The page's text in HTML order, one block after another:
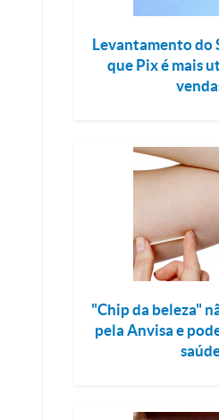
Levantamento do
que Pix é mais
"Chip da beleza"
pela Anvisa e